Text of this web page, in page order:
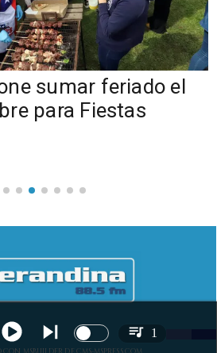
sumar feriado el
para Fiestas
1